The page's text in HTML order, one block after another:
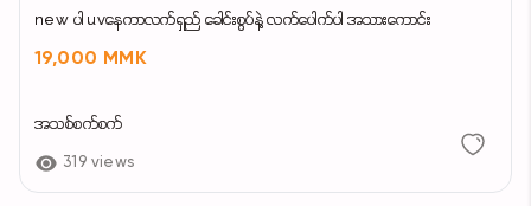
new ပါ uvနေကာလက်ရှည် ခေါင်းစွပ်နဲ့ လက်ပေါက်ပါ အသားကောင်း
19,000 MMK
အသစ်စက်စက်
319 views